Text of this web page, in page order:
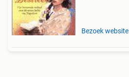
Bezoek website